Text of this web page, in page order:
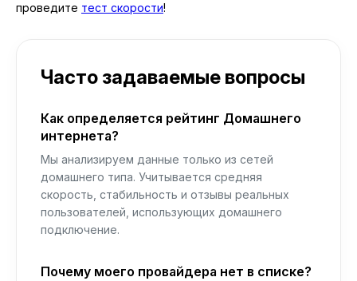
проведите тест скорости!
Часто задаваемые вопросы
Как определяется рейтинг Домашнего
интернета?
Мы анализируем данные только из сетей
домашнего типа. Учитывается средняя
скорость, стабильность и отзывы реальных
пользователей, использующих домашнего
подключение.
Почему моего провайдера нет в списке?